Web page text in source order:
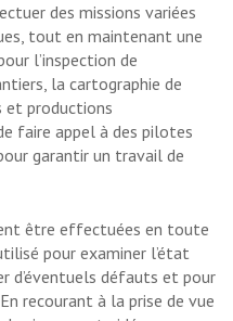
des missions variées
tout en maintenant une
l’inspection de
la cartographie de
et productions
faire appel à des pilotes
garantir un travail de
être effectuées en toute
pour examiner l’état
d’éventuels défauts et pour
recourant à la prise de vue